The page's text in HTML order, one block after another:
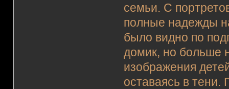
семьи. С
полные надежды
было видно по
домик, но больше
изображения
оставаясь в